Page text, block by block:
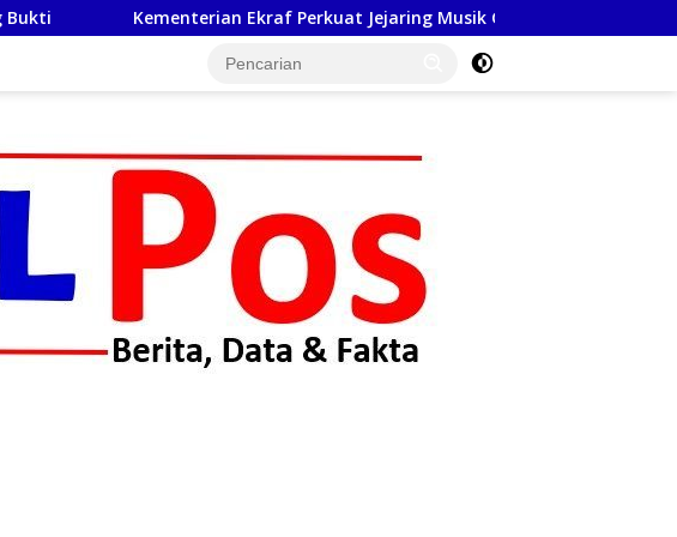
Kementerian Ekraf Perkuat Jejaring Musik Global Lewat LaLaLa Fest 2026